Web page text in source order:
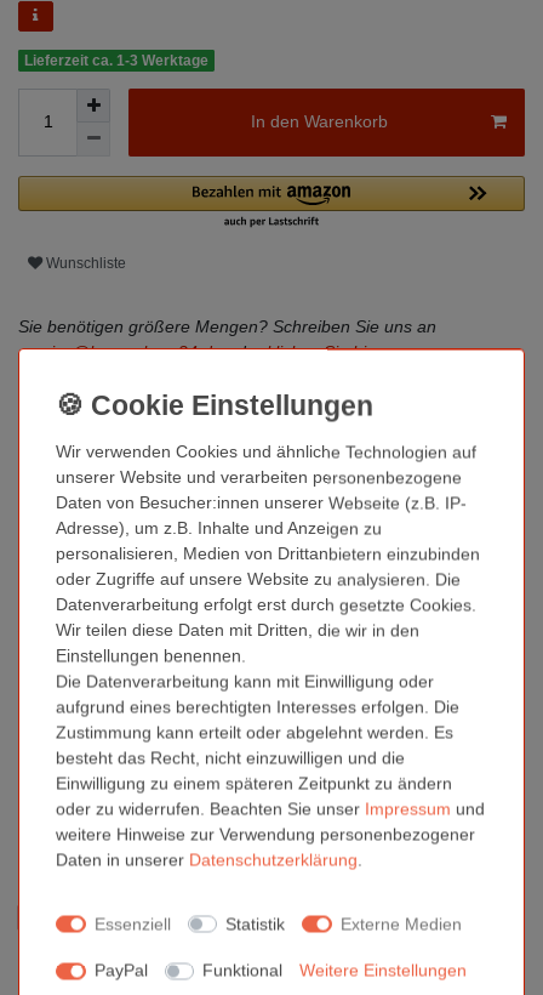
Lieferzeit ca. 1-3 Werktage
In den Warenkorb
Wunschliste
Sie benötigen größere Mengen? Schreiben Sie uns an
service@kronenberg24.deoderklicken Sie hier
Sie wünschen Beratung?
Unser Service Team erreichen Sie Mo-Fr. von 8 bis 17 Uhr
direkt im Live-Chat. Den Live Chat finden Sie unten rechts.
Weitere Details
Fragen zum Artikel
Technisches
Merkmal
Wert
Zustand
Neu
Hersteller
Kronenberg24
Inhalt
1 Stück
Sind Sie Gewerbetreibender? Lassen Sie sich die Preise
Wir verwenden Cookies und ähnliche Technologien auf
unserer Website und verarbeiten personenbezogene
Daten von Besucher:innen unserer Webseite (z.B. IP-
Adresse), um z.B. Inhalte und Anzeigen zu
personalisieren, Medien von Drittanbietern einzubinden
oder Zugriffe auf unsere Website zu analysieren. Die
Datenverarbeitung erfolgt erst durch gesetzte Cookies.
Wir teilen diese Daten mit Dritten, die wir in den
Einstellungen benennen.
Die Datenverarbeitung kann mit Einwilligung oder
aufgrund eines berechtigten Interesses erfolgen. Die
Zustimmung kann erteilt oder abgelehnt werden. Es
besteht das Recht, nicht einzuwilligen und die
Einwilligung zu einem späteren Zeitpunkt zu ändern
oder zu widerrufen. Beachten Sie unser Impressum und
weitere Hinweise zur Verwendung personenbezogener
Daten in unserer Daten­schutz­erklärung.
Essenziell Statistik Externe Medien
PayPal Funktional Weitere Einstellungen